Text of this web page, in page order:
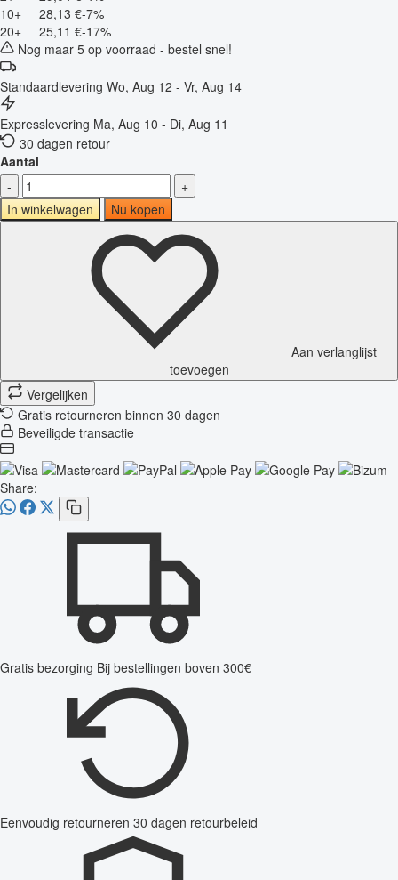
10+
28,13 €-7%
20+
25,11 €-17%
Nog maar 5 op voorraad - bestel snel!
Standaardlevering Wo, Aug 12 - Vr, Aug 14
Expresslevering Ma, Aug 10 - Di, Aug 11
30 dagen retour
Aantal
-
+
In winkelwagen
Nu kopen
Aan verlanglijst
toevoegen
Vergelijken
Gratis retourneren binnen 30 dagen
Beveiligde transactie
Share:
Gratis bezorging Bij bestellingen boven 300€
Eenvoudig retourneren 30 dagen retourbeleid